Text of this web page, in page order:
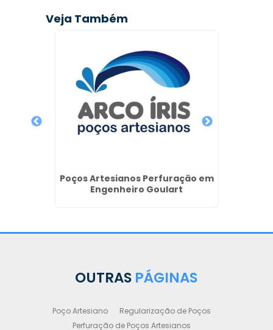
Veja Também
Poços Artesianos Perfuração em
Engenheiro Goulart
OUTRAS PÁGINAS
Poço Artesiano
Regularização de Poços
Perfuração de Poços Artesianos